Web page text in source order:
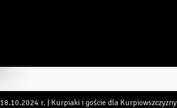
18.10.2024 r. | Kurpiaki i goście dla Kurpiowszczyzny